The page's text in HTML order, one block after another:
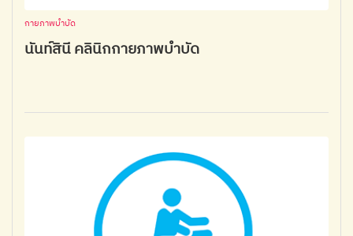
กายภาพบำบัด
นันท์สินี คลินิกกายภาพบำบัด